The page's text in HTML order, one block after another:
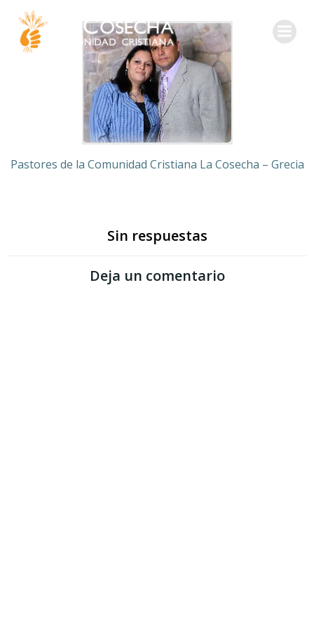
Pastores de la Comunidad Cristiana La Cosecha – Grecia
Sin respuestas
Deja un comentario